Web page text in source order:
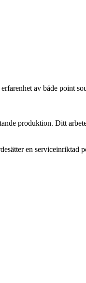
av både point
produktion. Ditt
en serviceinriktad